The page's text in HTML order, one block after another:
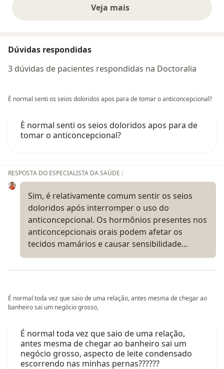
Veja maisopiniões acima
Dúvidas respondidas
3 dúvidas de pacientes respondidas na Doctoralia
È normal senti os seios doloridos apos para de tomar o anticoncepcional?
È normal senti os seios doloridos apos para de
tomar o anticoncepcional?
RESPOSTA DO ESPECIALISTA DA SAÚDE :
Sim, é relativamente comum sentir os seios
doloridos após interromper o uso do
anticoncepcional. Os hormônios presentes nos
anticoncepcionais orais podem afetar os
tecidos mamários e causar sensibilidade…
É normal toda vez que saio de uma relação, antes mesma de chegar ao
banheiro sai um negócio grosso,
É normal toda vez que saio de uma relação,
antes mesma de chegar ao banheiro sai um
negócio grosso, aspecto de leite condensado
escorrendo nas minhas pernas??????